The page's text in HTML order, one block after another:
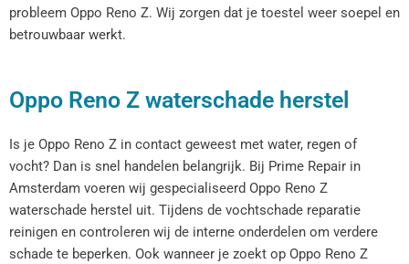
probleem Oppo Reno Z. Wij zorgen dat je toestel weer soepel en
betrouwbaar werkt.
Oppo Reno Z waterschade herstel
Is je Oppo Reno Z in contact geweest met water, regen of
vocht? Dan is snel handelen belangrijk. Bij Prime Repair in
Amsterdam voeren wij gespecialiseerd Oppo Reno Z
waterschade herstel uit. Tijdens de vochtschade reparatie
reinigen en controleren wij de interne onderdelen om verdere
schade te beperken. Ook wanneer je zoekt op Oppo Reno Z